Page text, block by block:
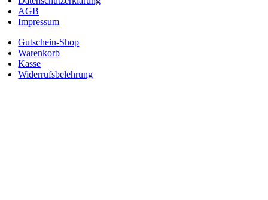
AGB
Impressum
Gutschein-Shop
Warenkorb
Kasse
Widerrufsbelehrung